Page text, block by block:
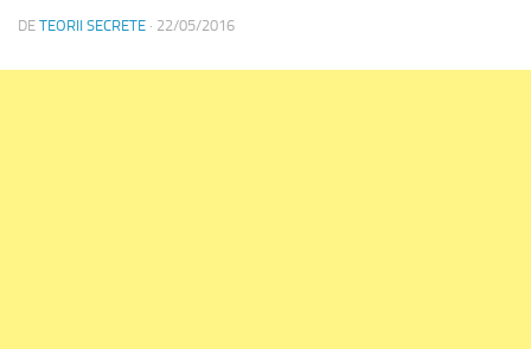
DE TEORII SECRETE · 22/05/2016